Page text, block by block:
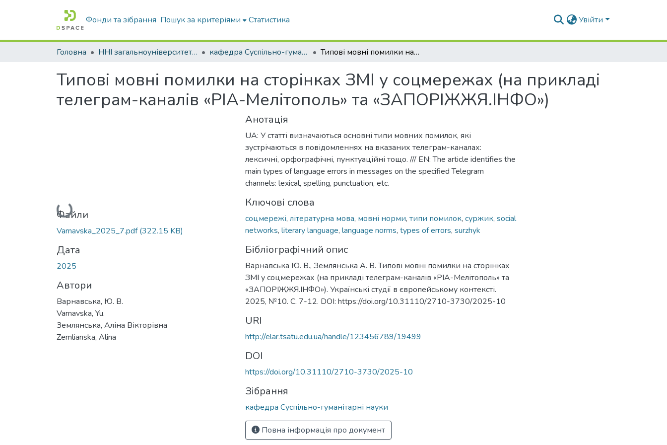
Фонди та зібрання Пошук за критеріями Статистика Увійти
Головна ННІ загальноуніверситетської підготовки кафедра Суспільно-гуманітарні науки Типові мовні помилки на сторінках ЗМІ у соцмережах (на прикладі телеграм-каналів «РІА-Мелітополь» та «ЗАПОРІЖЖЯ.ІНФО»)
Типові мовні помилки на сторінках ЗМІ у соцмережах (на прикладі
телеграм-каналів «РІА-Мелітополь» та «ЗАПОРІЖЖЯ.ІНФО»)
Вантажиться...
Файли
Varnavska_2025_7.pdf(322.15 KB)
Дата
2025
Автори
Варнавська, Ю. В.
Varnavska, Yu.
Землянська, Аліна Вікторівна
Zemlianska, Alina
Анотація
UA: У статті визначаються основні типи мовних помилок, які
зустрічаються в повідомленнях на вказаних телеграм-каналах:
лексичні, орфографічні, пунктуаційні тощо. /// EN: The article identifies the
main types of language errors in messages on the specified Telegram
channels: lexical, spelling, punctuation, etc.
Ключові слова
соцмережі, літературна мова, мовні норми, типи помилок, суржик, social
networks, literary language, language norms, types of errors, surzhyk
Бібліографічний опис
Варнавська Ю. В., Землянська А. В. Типові мовні помилки на сторінках
ЗМІ у соцмережах (на прикладі телеграм-каналів «РІА-Мелітополь» та
«ЗАПОРІЖЖЯ.ІНФО»). Українські студії в європейському контексті.
2025, №10. С. 7-12. DOI: https://doi.org/10.31110/2710-3730/2025-10
URI
http://elar.tsatu.edu.ua/handle/123456789/19499
DOI
https://doi.org/10.31110/2710-3730/2025-10
Зібрання
кафедра Суспільно-гуманітарні науки
Повна інформація про документ